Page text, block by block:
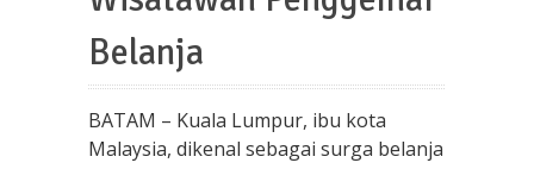
Belanja
BATAM – Kuala Lumpur, ibu kota
Malaysia, dikenal sebagai surga belanja